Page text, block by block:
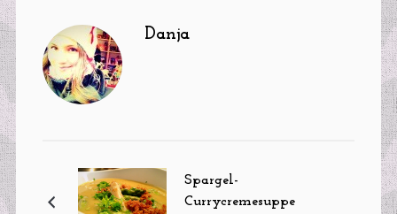
Danja
Spargel-
Currycremesuppe